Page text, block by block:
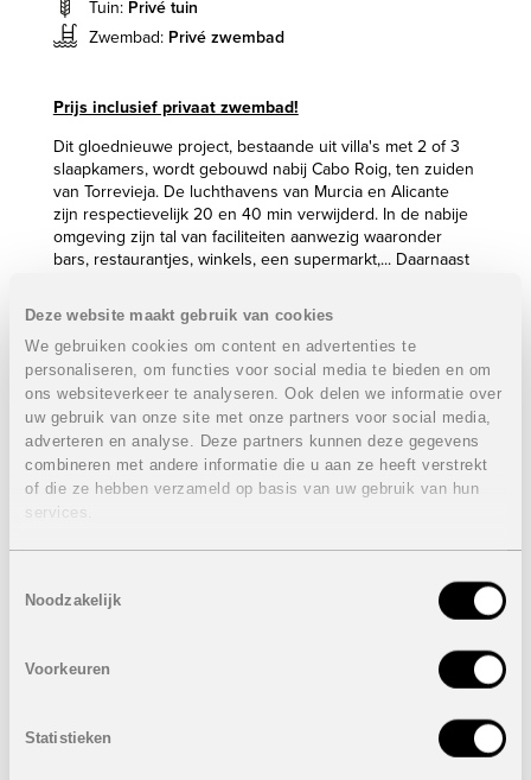
Deze website maakt gebruik van cookies
We gebruiken cookies om content en advertenties te
personaliseren, om functies voor social media te bieden en om
ons websiteverkeer te analyseren. Ook delen we informatie over
uw gebruik van onze site met onze partners voor social media,
adverteren en analyse. Deze partners kunnen deze gegevens
combineren met andere informatie die u aan ze heeft verstrekt
of die ze hebben verzameld op basis van uw gebruik van hun
services.
Noodzakelijk
Voorkeuren
Statistieken
Tuin: Privé tuin
Zwembad: Privé zwembad
Prijs inclusief privaat zwembad!
Dit gloednieuwe project, bestaande uit villa's met 2 of 3
slaapkamers, wordt gebouwd nabij Cabo Roig, ten zuiden
van Torrevieja. De luchthavens van Murcia en Alicante
zijn respectievelijk 20 en 40 min verwijderd. In de nabije
omgeving zijn tal van faciliteiten aanwezig waaronder
bars, restaurantjes, winkels, een supermarkt,... Daarnaast
slechts 5 min rijden en de zoutmeren van Torrevieja 10
min. De prachtige zandstranden van Cabo Roig en
Campoamor zijn 2 km verwijderd.
Er worden verschillende typen van woningen gebouwd,
elk met hun eigen specifieke kenmerken. Men kan kiezen
uit villa's met 2 of 3 slaapkamers, met ingemaakte kasten,
en 2 badkamers. Verder heeft iedere villa een ruime
woon- en eetkamer met aangrenzend een open keuken,
een eigen autostaanplaats, verschillende terrassen, een
dakterras.
VERKOCHT
Dakterras: 38,59 m²